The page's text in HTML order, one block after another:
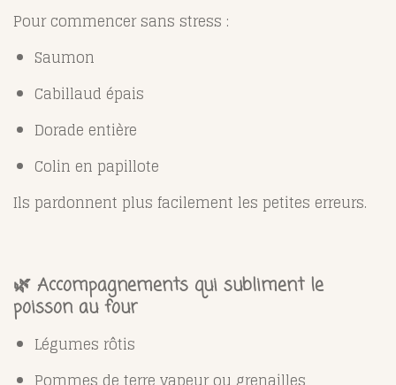
Pour commencer sans stress :
Saumon
Cabillaud épais
Dorade entière
Colin en papillote
Ils pardonnent plus facilement les petites erreurs.
🌿 Accompagnements qui subliment le
poisson au four
Légumes rôtis